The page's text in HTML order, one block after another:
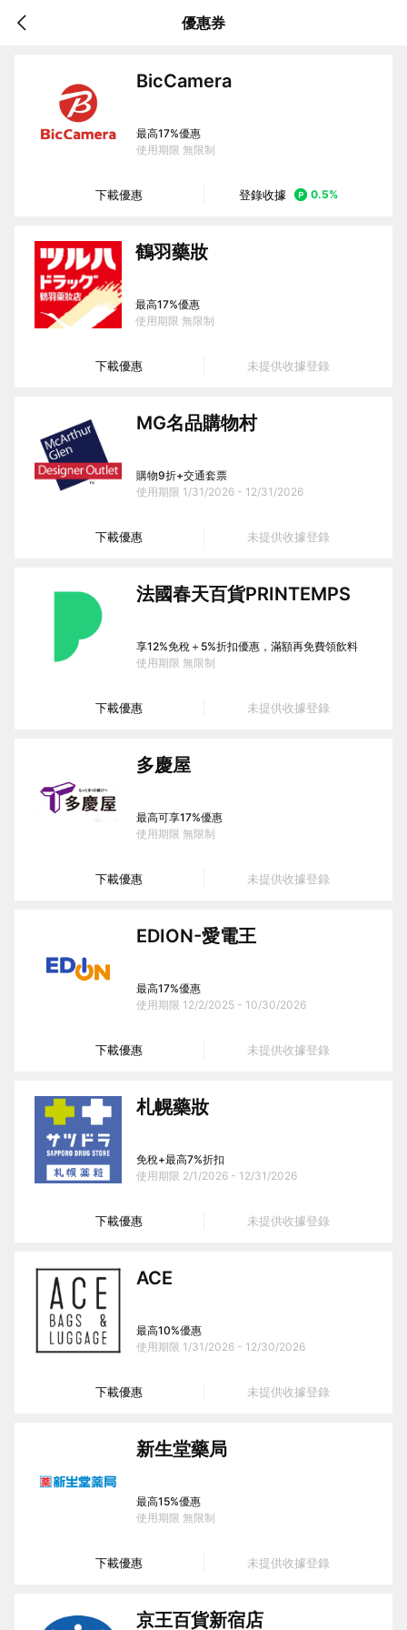
優惠券
BicCamera
使用期限 無限制
最高17%優惠
下載優惠 登錄收據 0.5%
鶴羽藥妝
使用期限無限制
最高17%優惠
下載優惠 未提供收據登錄
MG名品購物村
使用期限 1/31/2026 - 12/31/2026
購物9折+交通套票
下載優惠 未提供收據登錄
法國春天百貨PRINTEMPS
使用期限 無限制
享12%免稅＋5%折扣優惠，滿額再免費領飲料
下載優惠 未提供收據登錄
多慶屋
使用期限 無限制
最高可享17%優惠
下載優惠 未提供收據登錄
EDION-愛電王
使用期限 12/2/2025 - 10/30/2026
最高17%優惠
下載優惠 未提供收據登錄
札幌藥妝
使用期限 2/1/2026 - 12/31/2026
免稅+最高7%折扣
下載優惠 未提供收據登錄
ACE
使用期限 1/31/2026 - 12/30/2026
最高10%優惠
下載優惠 未提供收據登錄
新生堂藥局
使用期限 無限制
最高15%優惠
下載優惠 未提供收據登錄
京王百貨新宿店